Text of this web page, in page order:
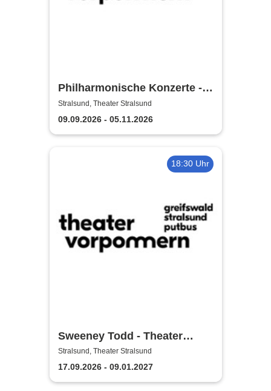
Philharmonische Konzerte -
Theater Vorpommern
Stralsund, Theater Stralsund
09.09.2026 - 05.11.2026
18:30 Uhr
Sweeney Todd - Theater
Vorpommern
Stralsund, Theater Stralsund
17.09.2026 - 09.01.2027